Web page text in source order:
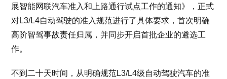
展智能网联汽车准入和上路通行试点工作的通知》，正式
对L3/L4自动驾驶的准入规范进行了具体要求，首次明确
高阶智驾事故责任归属，并同步开启首批企业的遴选工
作。
不到二十天时间，从明确规范L3/L4级自动驾驶汽车的准